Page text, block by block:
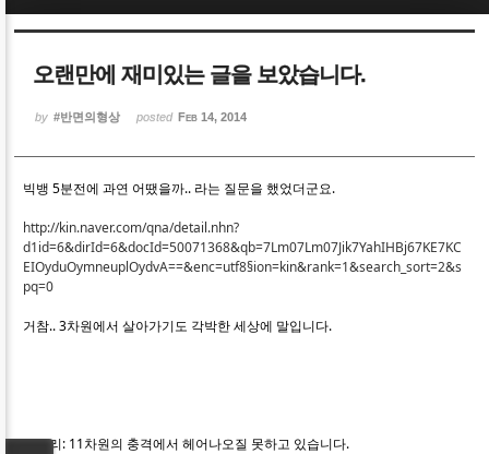
오랜만에 재미있는 글을 보았습니다.
by #반면의형상 posted Feb 14, 2014
빅뱅 5분전에 과연 어땠을까.. 라는 질문을 했었더군요.
http://kin.naver.com/qna/detail.nhn?
d1id=6&dirId=6&docId=50071368&qb=7Lm07Lm07Jik7YahIHBj67KE7KC
EIOyduOymneuplOydvA==&enc=utf8§ion=kin&rank=1&search_sort=2&s
pq=0
거참.. 3차원에서 살아가기도 각박한 세상에 말입니다.
뱀다리: 11차원의 충격에서 헤어나오질 못하고 있습니다.
Sketchbook5, 스케치북5
Sketchbook5, 스케치북5
Sketchbook5, 스케치북5
Sketchbook5, 스케치북5